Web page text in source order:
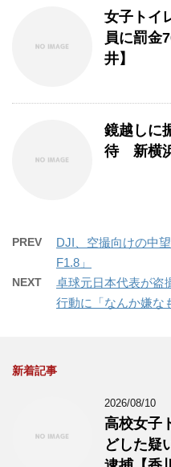
女子トイ
員に罰金
井】
鏡越しに
待 新横
PREV
DJI、空撮向けの中
F1.8」
NEXT
卓球元日本代表が
行動に「なんか嫌な
新着記事
2026/08/10
高校女子
どした疑